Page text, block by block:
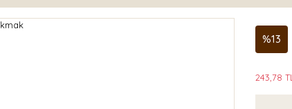
%13
243,78